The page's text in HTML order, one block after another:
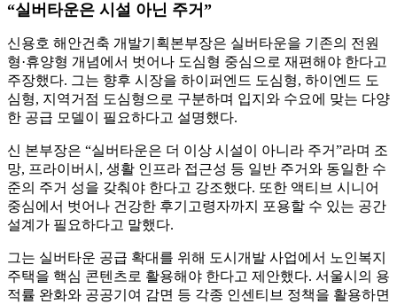
“실버타운은 시설 아닌 주거”
신용호 해안건축 개발기획본부장은 실버타운을 기존의 전원
형·휴양형 개념에서 벗어나 도심형 중심으로 재편해야 한다고
주장했다. 그는 향후 시장을 하이퍼엔드 도심형, 하이엔드 도
심형, 지역거점 도심형으로 구분하며 입지와 수요에 맞는 다양
한 공급 모델이 필요하다고 설명했다.
신 본부장은 “실버타운은 더 이상 시설이 아니라 주거”라며 조
망, 프라이버시, 생활 인프라 접근성 등 일반 주거와 동일한 수
준의 주거 성을 갖춰야 한다고 강조했다. 또한 액티브 시니어
중심에서 벗어나 건강한 후기고령자까지 포용할 수 있는 공간
설계가 필요하다고 말했다.
그는 실버타운 공급 확대를 위해 도시개발 사업에서 노인복지
주택을 핵심 콘텐츠로 활용해야 한다고 제안했다. 서울시의 용
적률 완화와 공공기여 감면 등 각종 인센티브 정책을 활용하면